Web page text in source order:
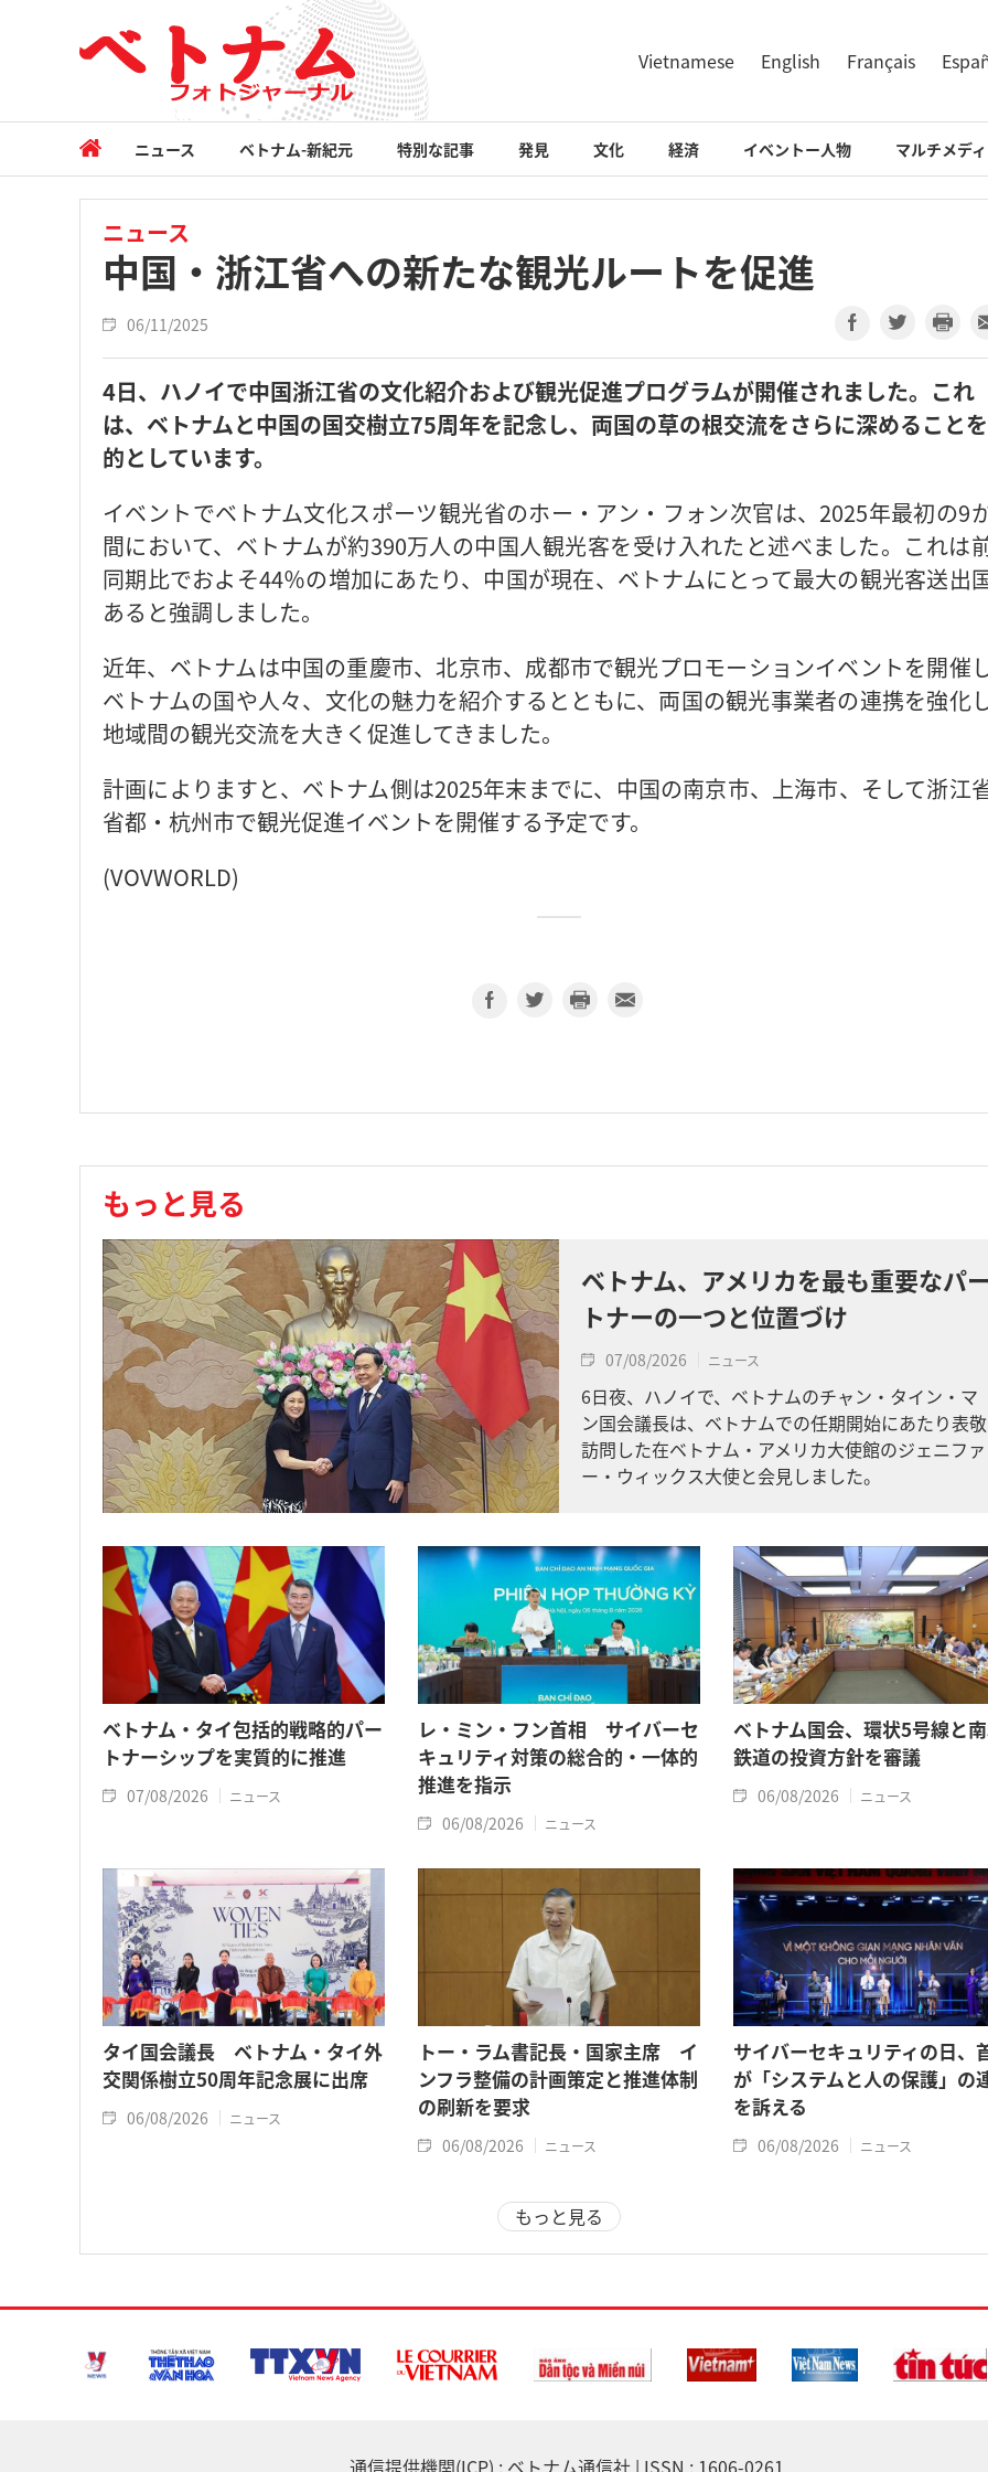
Vietnamese English Français
ニュース ベトナム-新紀元 特別な記事 発見 文化 経済 イベントー人物 マルチメデ
ニュース
中国・浙江省への新たな観光ルートを促進
06/11/2025
4日、ハノイで中国浙江省の文化紹介および観光促進プログラムが開催されました。これ
は、ベトナムと中国の国交樹立75周年を記念し、両国の草の根交流をさらに深めること
的としています。
イベントでベトナム文化スポーツ観光省のホー・アン・フォン次官は、2025年最初の9
間において、ベトナムが約390万人の中国人観光客を受け入れたと述べました。これは
同期比でおよそ44％の増加にあたり、中国が現在、ベトナムにとって最大の観光客送出
あると強調しました。
近年、ベトナムは中国の重慶市、北京市、成都市で観光プロモーションイベントを開催
ベトナムの国や人々、文化の魅力を紹介するとともに、両国の観光事業者の連携を強化
地域間の観光交流を大きく促進してきました。
計画によりますと、ベトナム側は2025年末までに、中国の南京市、上海市、そして浙江
省都・杭州市で観光促進イベントを開催する予定です。
(VOVWORLD)
もっと見る
ベトナム、アメリカを最も重要なパ
トナーの一つと位置づけ
07/08/2026 ニュース
6日夜、ハノイで、ベトナムのチャン・タイン・マ
ン国会議長は、ベトナムでの任期開始にあたり表敬
訪問した在ベトナム・アメリカ大使館のジェニファ
ー・ウィックス大使と会見しました。
ベトナム・タイ包括的戦略的パー
トナーシップを実質的に推進
07/08/2026 ニュース
レ・ミン・フン首相 サイバーセ
キュリティ対策の総合的・一体的
推進を指示
06/08/2026 ニュース
ベトナム国会、環状5号線と
鉄道の投資方針を審議
06/08/2026 ニュース
タイ国会議長 ベトナム・タイ外
交関係樹立50周年記念展に出席
06/08/2026 ニュース
トー・ラム書記長・国家主席 イ
ンフラ整備の計画策定と推進体制
の刷新を要求
06/08/2026 ニュース
サイバーセキュリティの日、
が「システムと人の保護」の
を訴える
06/08/2026 ニュース
もっと見る
通信提供機関(ICP) : ベトナム通信社 | ISSN : 1606-0261